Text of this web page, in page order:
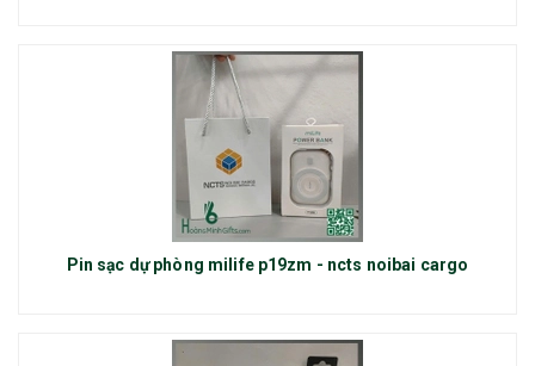
Pin sạc dự phòng milife p19zm - ncts noibai cargo